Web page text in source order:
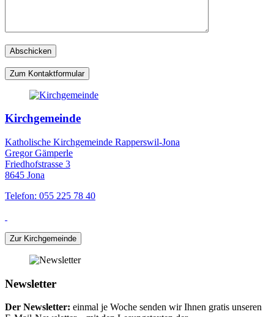
Zum Kontaktformular
Kirchgemeinde
Katholische Kirchgemeinde Rapperswil-Jona
Gregor Gämperle
Friedhofstrasse 3
8645 Jona
Telefon: 055 225 78 40
Zur Kirchgemeinde
Newsletter
Der Newsletter: einmal je Woche senden wir Ihnen gratis unseren